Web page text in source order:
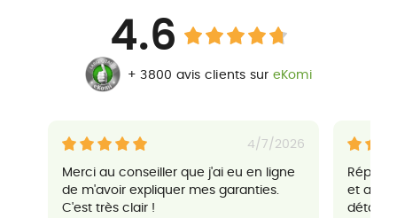
4.6
+ 3800 avis clients sur eKomi
4/7/2026
Merci au conseiller que j'ai eu en ligne
de m'avoir expliquer mes garanties.
C'est très clair !
et